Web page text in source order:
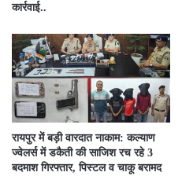
कार्रवाई..
रायपुर में बड़ी वारदात नाकाम: कल्याण
ज्वेलर्स में डकैती की साजिश रच रहे 3
बदमाश गिरफ्तार, पिस्टल व चाकू बरामद